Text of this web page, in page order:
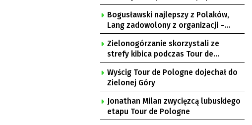
Lubuszanek w Tour de Pologne Junior
Bogusławski najlepszy z Polaków,
Lang zadowolony z organizacji –
komentarze po 3. etapie Tour de
Pologne
Zielonogórzanie skorzystali ze
strefy kibica podczas Tour de
Pologne
Wyścig Tour de Pologne dojechał do
Zielonej Góry
Jonathan Milan zwycięzcą lubuskiego
etapu Tour de Pologne